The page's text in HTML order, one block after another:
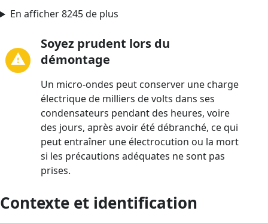
En afficher 8245 de plus
Soyez prudent lors du
démontage
Un micro-ondes peut conserver une charge
électrique de milliers de volts dans ses
condensateurs pendant des heures, voire
des jours, après avoir été débranché, ce qui
peut entraîner une électrocution ou la mort
si les précautions adéquates ne sont pas
prises.
Contexte et identification